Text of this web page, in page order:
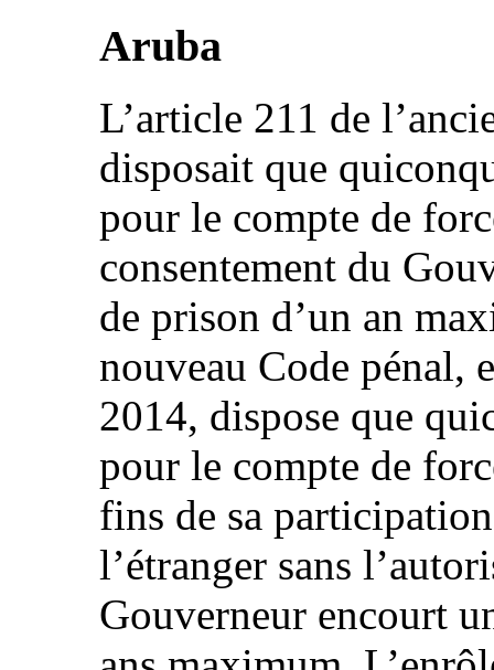
Aruba
L’article 211 de
disposait que
pour le compte de
consentement du
de prison d’un an
nouveau Code pénal,
2014, dispose que
pour le compte de
fins de sa
l’étranger sans
Gouverneur encourt